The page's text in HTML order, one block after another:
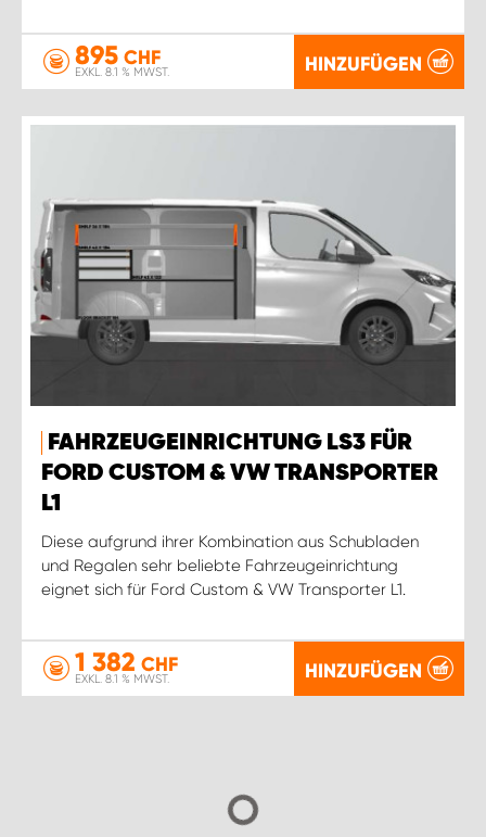
895 CHF
EXKL. 8.1 % MWST. HINZUFÜGEN
FAHRZEUGEINRICHTUNG LS3 FÜR
FORD CUSTOM & VW TRANSPORTER
L1
Diese aufgrund ihrer Kombination aus Schubladen
und Regalen sehr beliebte Fahrzeugeinrichtung
eignet sich für Ford Custom & VW Transporter L1.
1 382 CHF
EXKL. 8.1 % MWST. HINZUFÜGEN